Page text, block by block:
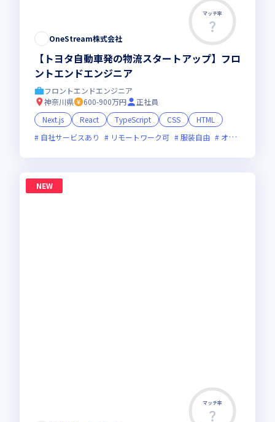
マッチ率
OneStream株式会社
【トヨタ自動車発の物流スタートアップ】フロ
ントエンドエンジニア
フロントエンドエンジニア
神奈川県
600-900万円
正社員
Next.js
React TypeScript CSS
HTML
自社サービスあり
リモートワーク可 服装自由 オンライン選考可
NEW
マッチ率